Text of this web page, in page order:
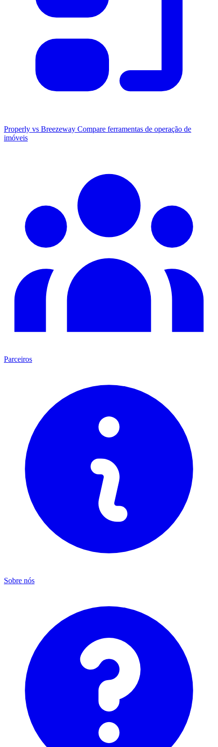
Properly vs Breezeway Compare ferramentas de operação de
imóveis
Parceiros
Sobre nós